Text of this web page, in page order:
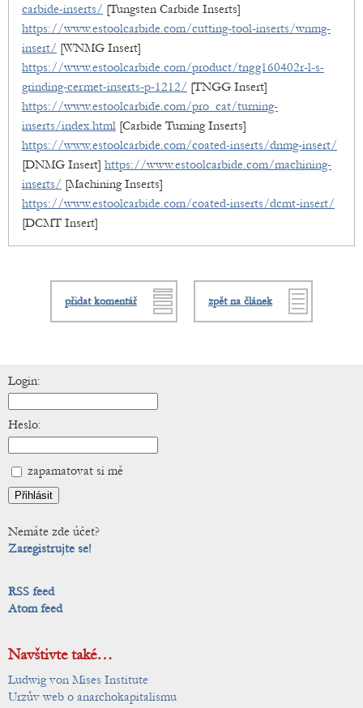
carbide-inserts/ [Tungsten Carbide Inserts]
https://www.estoolcarbide.com/cutting-tool-inserts/wnmg-
insert/ [WNMG Insert]
https://www.estoolcarbide.com/product/tngg160402r-l-s-
grinding-cermet-inserts-p-1212/ [TNGG Insert]
https://www.estoolcarbide.com/pro_cat/turning-
inserts/index.html [Carbide Turning Inserts]
https://www.estoolcarbide.com/coated-inserts/dnmg-insert/
[DNMG Insert] https://www.estoolcarbide.com/machining-
inserts/ [Machining Inserts]
https://www.estoolcarbide.com/coated-inserts/dcmt-insert/
[DCMT Insert]
přidat komentář zpět na článek
Login:
Heslo:
zapamatovat si mě
Nemáte zde účet?
Zaregistrujte se!
RSS feed
Atom feed
Navštivte také…
Ludwig von Mises Institute
Urzův web o anarchokapitalismu